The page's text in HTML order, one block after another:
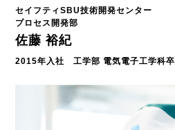
セイフティSBU技術開発センター
プロセス開発部
佐藤 裕紀
2015年入社 工学部 電気電子工学科卒